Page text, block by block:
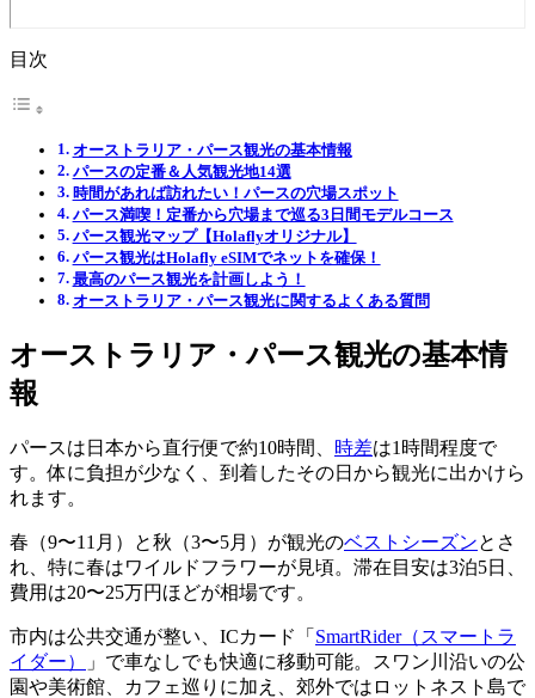
目次
オーストラリア・パース観光の基本情報
パースの定番＆人気観光地14選
時間があれば訪れたい！パースの穴場スポット
パース満喫！定番から穴場まで巡る3日間モデルコース
パース観光マップ【Holaflyオリジナル】
パース観光はHolafly eSIMでネットを確保！
最高のパース観光を計画しよう！
オーストラリア・パース観光に関するよくある質問
オーストラリア・パース観光の基本情
報
パースは日本から直行便で約10時間、 時差は1時間程度で
す。体に負担が少なく、到着したその日から観光に出かけら
れます。
春（9〜11月）と秋（3〜5月）が観光のベストシーズンとさ
れ、特に春はワイルドフラワーが見頃。滞在目安は3泊5日、
費用は20〜25万円ほどが相場です。
市内は公共交通が整い、ICカード「 SmartRider（スマートラ
イダー）
」で車なしでも快適に移動可能。スワン川沿いの公
園や美術館、カフェ巡りに加え、郊外ではロットネスト島で